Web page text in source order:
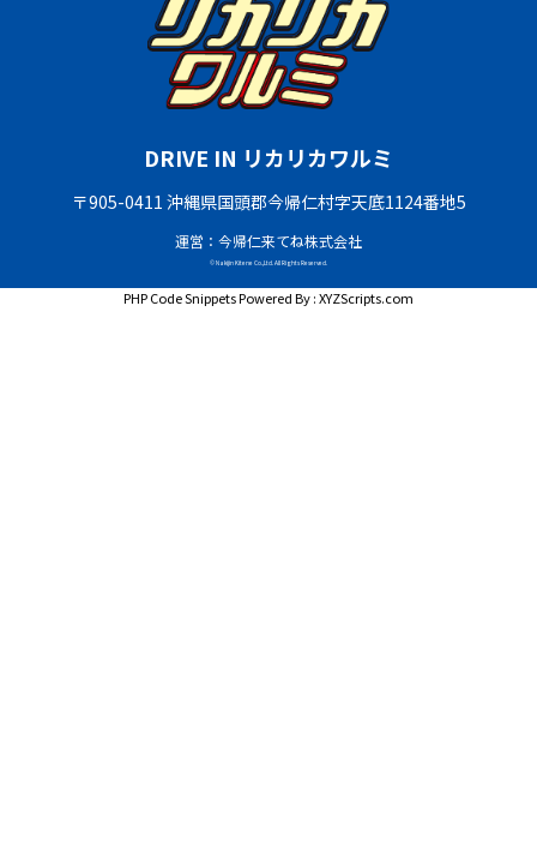
DRIVE IN リカリカワルミ
〒905-0411 沖縄県国頭郡今帰仁村字天底1124番地5
運営：今帰仁来てね株式会社
© Nakijin Kitene Co.,Ltd. All Rights Reserved.
PHP Code SnippetsPowered By :XYZScripts.com